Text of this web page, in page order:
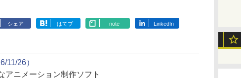
シェア はてブ note LinkedIn
11/26）
アニメーション制作ソフト